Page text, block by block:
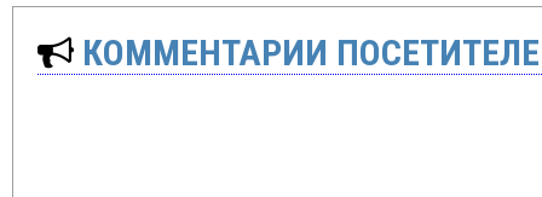
КОММЕНТАРИИ